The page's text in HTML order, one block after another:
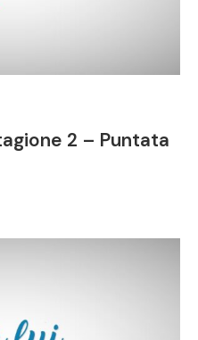
2 – Puntata